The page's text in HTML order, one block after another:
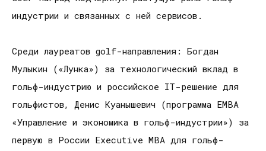
индустрии и связанных с ней сервисов.
Среди лауреатов golf-направления: Богдан
Мулыкин («Лунка») за технологический вклад в
гольф-индустрию и российское IT-решение для
гольфистов, Денис Куанышевич (программа EMBA
«Управление и экономика в гольф-индустрии») за
первую в России Executive MBA для гольф-